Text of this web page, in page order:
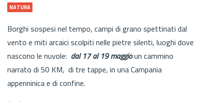
NATURA
Borghi sospesi nel tempo, campi di grano spettinati dal
vento e miti arcaici scolpiti nelle pietre silenti, luoghi dove
nascono le nuvole: dal 17 al 19 maggioun cammino
narrato di 50 KM, di tre tappe, in una Campania
appenninica e di confine.